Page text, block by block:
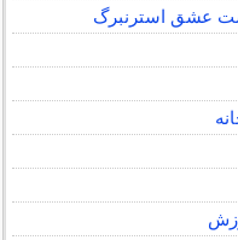
عشق استرنبرگ